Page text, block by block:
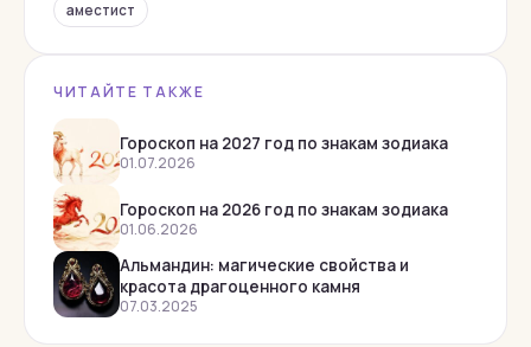
Перидот
Раухтопаз
Родолит
Родонит
Рубеллит
Рубин
Сапфир
аместист
ЧИТАЙТЕ ТАКЖЕ
Гороскоп на 2027 год по знакам зодиака
01.07.2026
Гороскоп на 2026 год по знакам зодиака
01.06.2026
Альмандин: магические свойства и
красота драгоценного камня
07.03.2025